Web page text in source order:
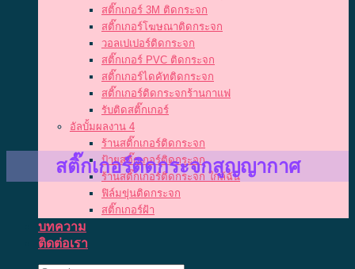
สติ๊กเกอร์ 3M ติดกระจก
สติ๊กเกอร์โฆษณาติดกระจก
วอลเปเปอร์ติดกระจก
สติ๊กเกอร์ PVC ติดกระจก
สติ๊กเกอร์ไดคัทติดกระจก
สติ๊กเกอร์ติดกระจกร้านกาแฟ
รับติดสติ๊กเกอร์
อัลบั้มผลงาน 4
ร้านสติ๊กเกอร์ติดกระจก
ป้ายสติ๊กเกอร์ติดกระจก
ร้านสติ๊กเกอร์ติดกระจก ใกล้ฉัน
ฟิล์มขุ่นติดกระจก
สติ๊กเกอร์ฝ้า
บทความ
ติดต่อเรา
สติ๊กเกอร์ติดกระจกสูญญากาศ